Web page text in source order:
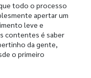
todo o processo
apertar um
leve e
contentes é saber
da gente,
o primeiro